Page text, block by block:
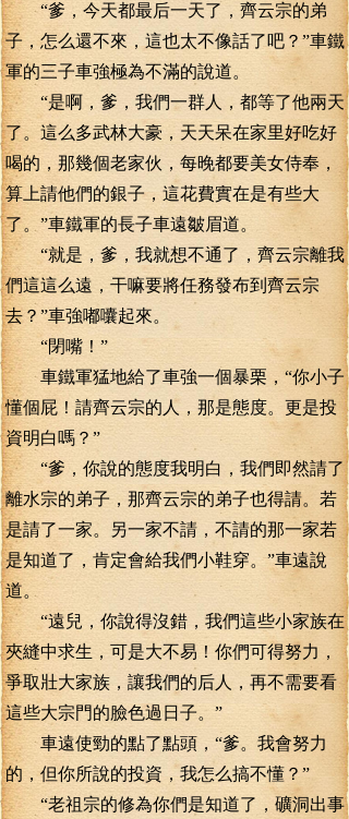
“爹，今天都最后一天了，齊云宗的弟
子，怎么還不來，這也太不像話了吧？”車鐵
軍的三子車強極為不滿的說道。
“是啊，爹，我們一群人，都等了他兩天
了。這么多武林大豪，天天呆在家里好吃好
喝的，那幾個老家伙，每晚都要美女侍奉，
算上請他們的銀子，這花費實在是有些大
了。”車鐵軍的長子車遠皺眉道。
“就是，爹，我就想不通了，齊云宗離我
們這這么遠，干嘛要將任務發布到齊云宗
去？”車強嘟囔起來。
“閉嘴！”
車鐵軍猛地給了車強一個暴栗，“你小子
懂個屁！請齊云宗的人，那是態度。更是投
資明白嗎？”
“爹，你說的態度我明白，我們即然請了
離水宗的弟子，那齊云宗的弟子也得請。若
是請了一家。另一家不請，不請的那一家若
是知道了，肯定會給我們小鞋穿。”車遠說
道。
“遠兒，你說得沒錯，我們這些小家族在
夾縫中求生，可是大不易！你們可得努力，
爭取壯大家族，讓我們的后人，再不需要看
這些大宗門的臉色過日子。”
車遠使勁的點了點頭，“爹。我會努力
的，但你所說的投資，我怎么搞不懂？”
“老祖宗的修為你們是知道了，礦洞出事